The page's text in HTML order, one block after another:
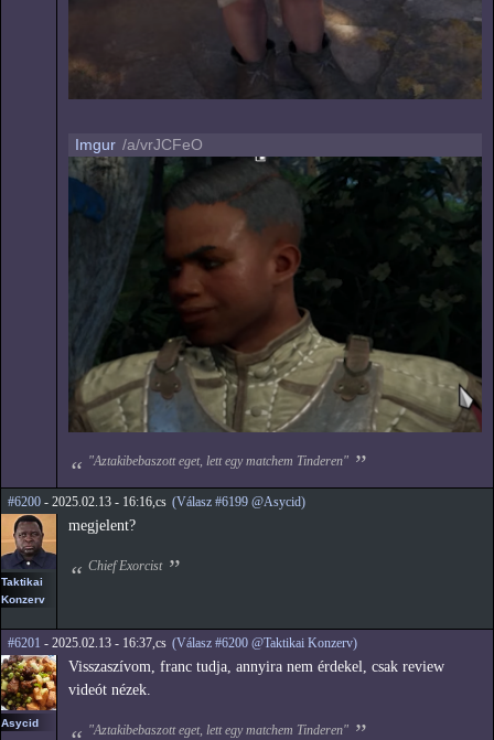
Imgur /a/vrJCFeO
"Aztakibebaszott eget, lett egy matchem Tinderen"
#6200 - 2025.02.13 - 16:16,cs (Válasz #6199 @Asycid)
Taktikai
Konzerv
megjelent?
Chief Exorcist
#6201 - 2025.02.13 - 16:37,cs (Válasz #6200 @Taktikai Konzerv)
Asycid
Visszaszívom, franc tudja, annyira nem érdekel, csak review
videót nézek.
"Aztakibebaszott eget, lett egy matchem Tinderen"